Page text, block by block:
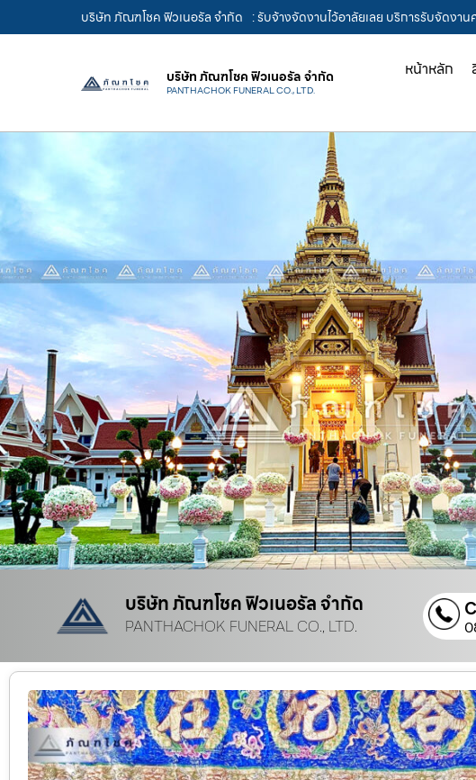
บริษัท ภัณฑโชค ฟิวเนอรัล จำกัด : รับจ้างจัดงานไว้อาลัยเลย บริการรับจัดงา
บริษัท ภัณฑโชค ฟิวเนอรัล จำกัด
PANTHACHOK FUNERAL CO., LTD.
หน้าหลัก
บริษัท ภัณฑโชค ฟิวเนอรัล จำกัด
PANTHACHOK FUNERAL CO., LTD.